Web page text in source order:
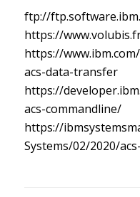
ftp://
https://
https://
acs-data-transfer
https://
acs-commandline/
https://
Systems/02/2020/